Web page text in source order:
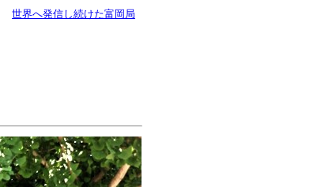
世界へ発信し続けた富岡局